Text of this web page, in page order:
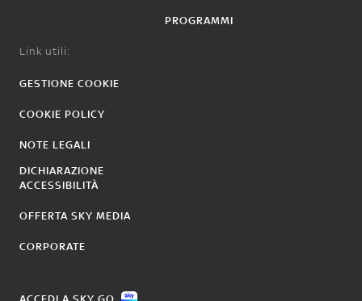
PROGRAMMI
Link utili:
GESTIONE COOKIE
COOKIE POLICY
NOTE LEGALI
DICHIARAZIONE
ACCESSIBILITÀ
OFFERTA SKY MEDIA
CORPORATE